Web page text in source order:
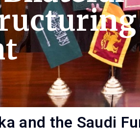
and the Saudi